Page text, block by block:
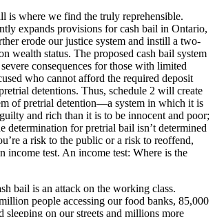
is where we find the truly reprehensible.
expands provisions for cash bail in Ontario,
erode our justice system and instill a two-
wealth status. The proposed cash bail system
consequences for those with limited
who cannot afford the required deposit
detentions. Thus, schedule 2 will create
of pretrial detention—a system in which it is
and rich than it is to be innocent and poor;
determination for pretrial bail isn’t determined
a risk to the public or a risk to reoffend,
income test. An income test: Where is the
bail is an attack on the working class.
people accessing our food banks, 85,000
sleeping on our streets and millions more